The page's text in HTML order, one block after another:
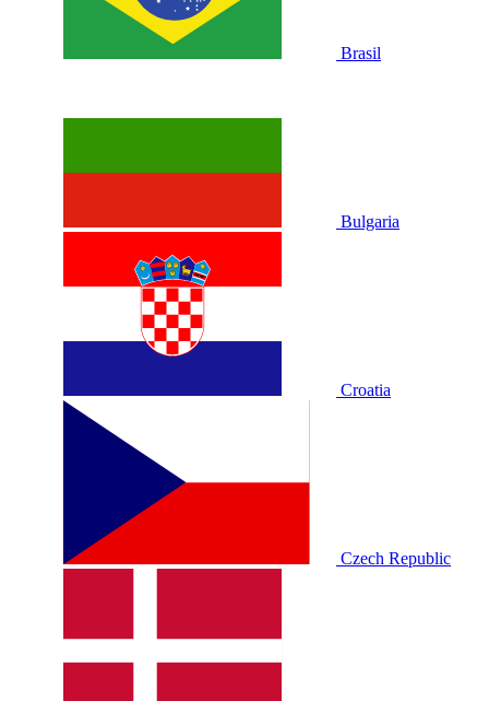
Brasil
Bulgaria
Croatia
Czech Republic